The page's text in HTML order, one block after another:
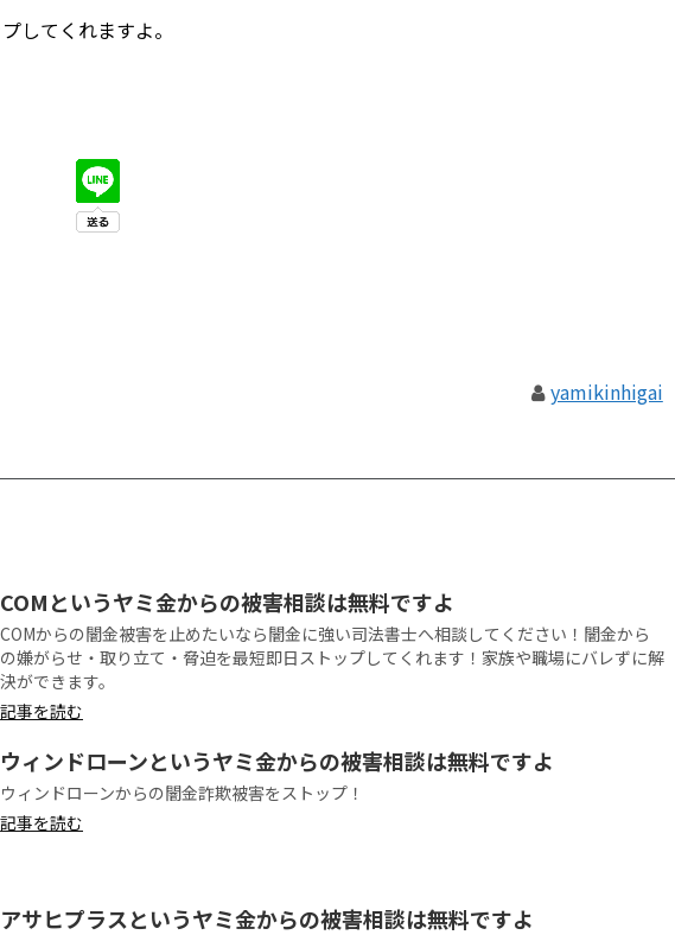
してくれますよ。
yamikinhigai
COMというヤミ金からの被害相談は無料ですよ
COMからの闇金被害を止めたいなら闇金に強い司法書士へ相談してください！闇金から
の嫌がらせ・取り立て・脅迫を最短即日ストップしてくれます！家族や職場にバレずに解
決ができます。
記事を読む
ウィンドローンというヤミ金からの被害相談は無料ですよ
ウィンドローンからの闇金詐欺被害をストップ！
記事を読む
アサヒプラスというヤミ金からの被害相談は無料ですよ